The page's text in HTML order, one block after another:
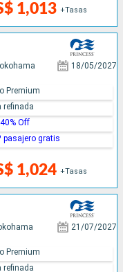
1,013 +Tasas
18/05/2027
1,024 +Tasas
Premium
refinada
Off
pasajero gratis
21/07/2027
Premium
refinada